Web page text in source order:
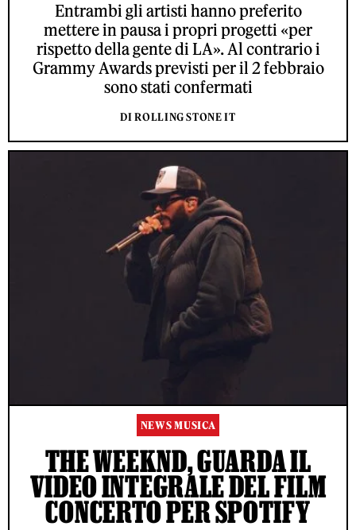
Entrambi gli artisti hanno preferito
mettere in pausa i propri progetti «per
rispetto della gente di LA». Al contrario i
Grammy Awards previsti per il 2 febbraio
sono stati confermati
DI ROLLING STONE IT
NEWS MUSICA
THE WEEKND, GUARDA IL
VIDEO INTEGRALE DEL FILM
CONCERTO PER SPOTIFY